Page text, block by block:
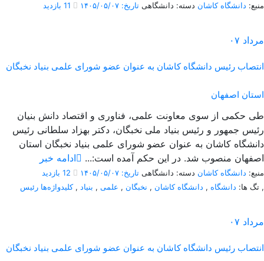
منبع: دانشگاه کاشان دسته: دانشگاهی تاریخ: ۱۴۰۵/۰۵/۰۷
۰۷ مرداد
انتصاب رئیس دانشگاه کاشان به عنوان عضو شورای علمی بنیاد نخبگان
استان اصفهان
طی حکمی از سوی معاونت علمی، فناوری و اقتصاد دانش بنیان
رئیس جمهور و رئیس بنیاد ملی نخبگان، دکتر بهزاد سلطانی رئیس
دانشگاه کاشان به عنوان عضو شورای علمی بنیاد نخبگان استان
اصفهان منصوب شد. در این حکم آمده است:...
ادامه خبر
منبع: دانشگاه کاشان دسته: دانشگاهی تاریخ: ۱۴۰۵/۰۵/۰۷
تگ ها: دانشگاه , دانشگاه کاشان , نخبگان , علمی , بنیاد ,کلیدواژه‌ها رئیس ,
۰۷ مرداد
انتصاب رئیس دانشگاه کاشان به عنوان عضو شورای علمی بنیاد نخبگان